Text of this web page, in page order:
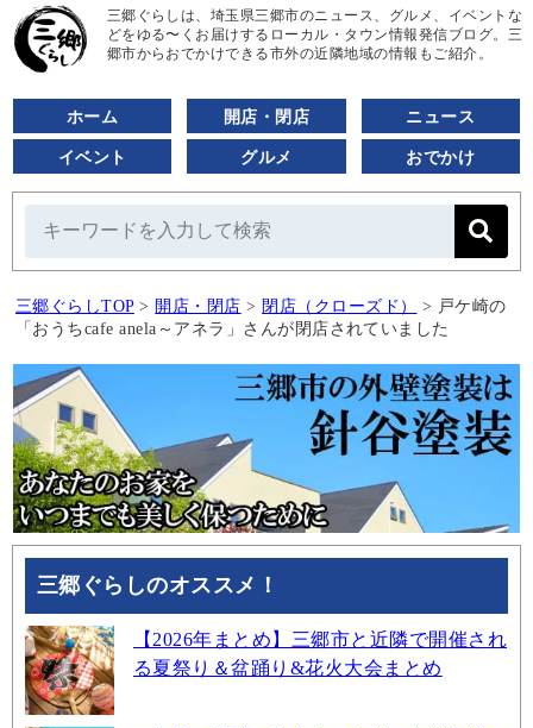
三郷ぐらしは、埼玉県三郷市のニュース、グルメ、イベントな
どをゆる〜くお届けするローカル・タウン情報発信ブログ。三
郷市からおでかけできる市外の近隣地域の情報もご紹介。
ホーム 開店・閉店 ニュース
イベント グルメ おでかけ
三郷ぐらしTOP > 開店・閉店 > 閉店（クローズド） > 戸ケ崎の
「おうちcafe anela～アネラ」さんが閉店されていました
三郷ぐらしのオススメ！
【2026年まとめ】三郷市と近隣で開催され
る夏祭り＆盆踊り&花火大会まとめ